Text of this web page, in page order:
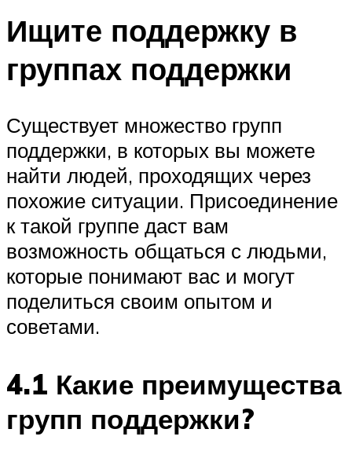
Ищите поддержку в
группах поддержки
Существует множество групп
поддержки, в которых вы можете
найти людей, проходящих через
похожие ситуации. Присоединение
к такой группе даст вам
возможность общаться с людьми,
которые понимают вас и могут
поделиться своим опытом и
советами.
4.1 Какие преимущества
групп поддержки?